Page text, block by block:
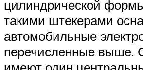
цилиндрической
такими штекерами
автомобильные
перечисленные выше.